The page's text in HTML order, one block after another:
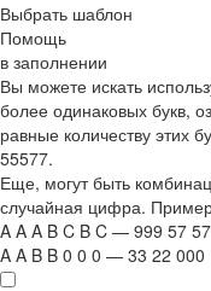
Выбрать шаблон
Помощь
в заполнении
Вы можете искать
более одинаковых букв,
равные количеству этих
55577.
Еще, могут быть
случайная цифра.
A A A B C B C — 999 57 57
A A B B 0 0 0 — 33 22 000